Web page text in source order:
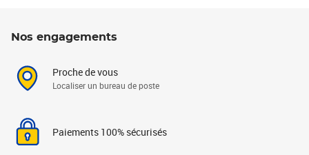
Nos engagements
Proche de vous
Localiser un bureau de poste
Paiements 100% sécurisés